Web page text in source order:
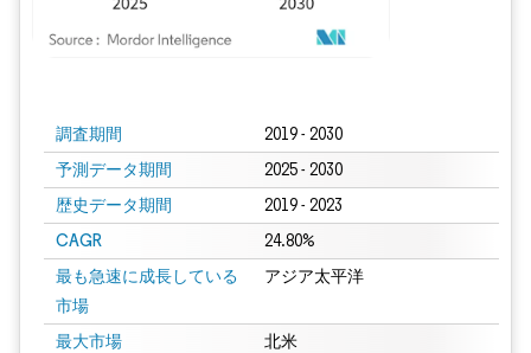
調査期間 2019 - 2030
予測データ期間 2025 - 2030
歴史データ期間 2019 - 2023
CAGR 24.80%
最も急速に成長している
市場
アジア太平洋
最大市場 北米